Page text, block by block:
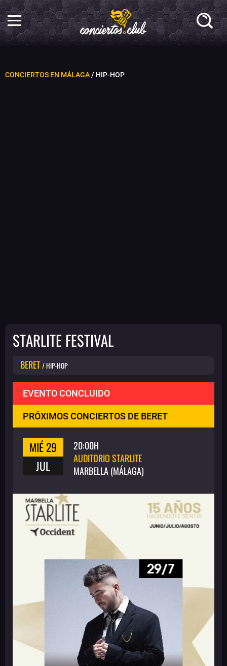
CONCIERTOS EN MÁLAGA/ HIP-HOP
STARLITE FESTIVAL
BERET / HIP-HOP
EVENTO CONCLUIDO
PRÓXIMOS CONCIERTOS DE BERET
MIÉ 29
JUL
20:00H
AUDITORIO STARLITE
MARBELLA (MÁLAGA)